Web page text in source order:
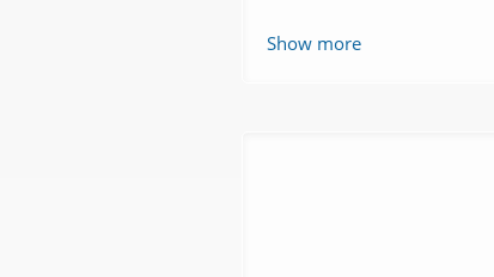
Show more